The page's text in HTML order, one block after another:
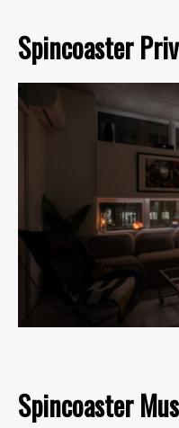
Spincoaster
Spincoaster